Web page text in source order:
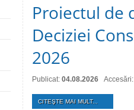
Proiectul de
Deciziei
2026
Publicat: 04.08.2026
CITEŞTE MAI MULT...